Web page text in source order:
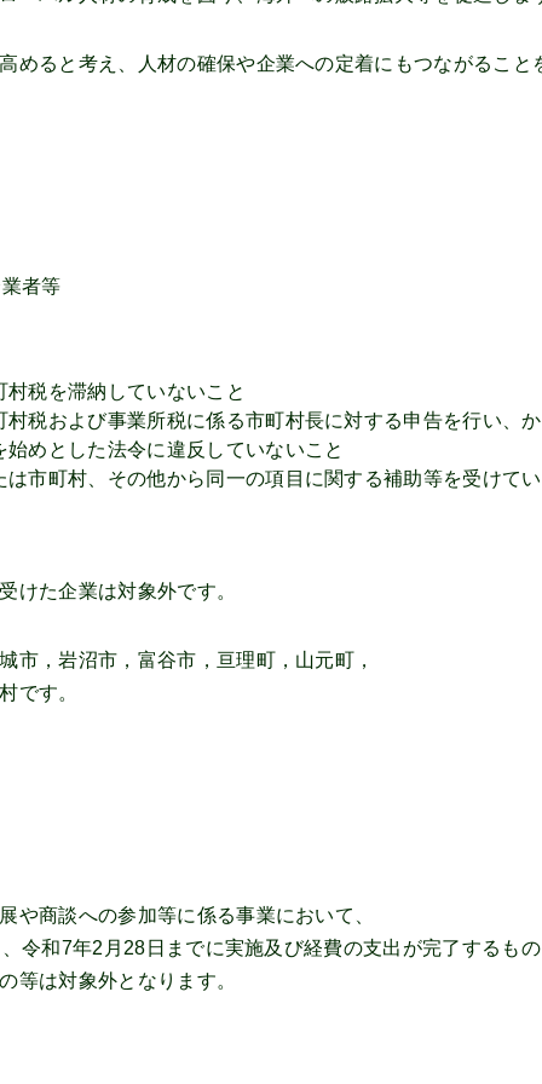
めると考え、人材の確保や企業への定着にもつながること
者等
税を滞納していないこと
税および事業所税に係る市町村長に対する申告を行い、
めとした法令に違反していないこと
市町村、その他から同一の項目に関する補助等を受けて
けた企業は対象外です。
市，岩沼市，富谷市，亘理町，山元町，
です。
や商談への参加等に係る事業において、
令和7年2月28日までに実施及び経費の支出が完了するもの
等は対象外となります。